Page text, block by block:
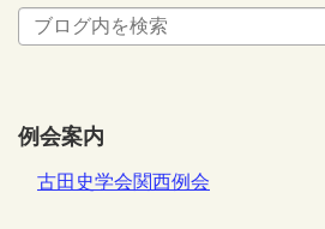
例会案内
古田史学会関西例会